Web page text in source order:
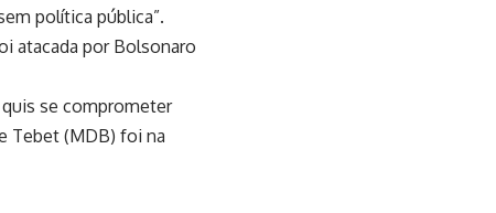
política pública”.
atacada por Bolsonaro
quis se comprometer
Tebet (MDB) foi na